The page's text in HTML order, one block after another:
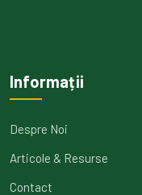
Informații
Despre Noi
Articole & Resurse
Contact